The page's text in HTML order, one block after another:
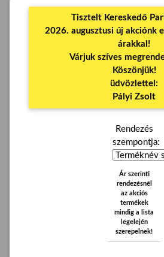
Tisztelt Kereskedő
2026. augusztusi új akciónk
árakkal!
Várjuk szíves
Köszönjük!
üdvözlettel:
Pályi Zsolt
Rendezés
szempontja:
Ár szerinti
rendezésnél
az akciós
termékek
mindig a lista
legelején
szerepelnek!